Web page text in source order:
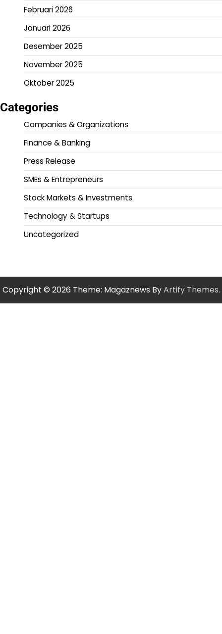
Februari 2026
Januari 2026
Desember 2025
November 2025
Oktober 2025
Categories
Companies & Organizations
Finance & Banking
Press Release
SMEs & Entrepreneurs
Stock Markets & Investments
Technology & Startups
Uncategorized
Copyright © 2026 Theme: Magaznews ByArtify Themes.